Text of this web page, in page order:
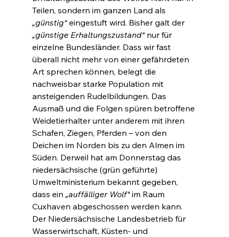
Teilen, sondern im ganzen Land als
„günstig“ eingestuft wird. Bisher galt der
„günstige Erhaltungszustand“ nur für
einzelne Bundesländer. Dass wir fast
überall nicht mehr von einer gefährdeten
Art sprechen können, belegt die
nachweisbar starke Population mit
ansteigenden Rudelbildungen. Das
Ausmaß und die Folgen spüren betroffene
Weidetierhalter unter anderem mit ihren
Schafen, Ziegen, Pferden – von den
Deichen im Norden bis zu den Almen im
Süden. Derweil hat am Donnerstag das
niedersächsische (grün geführte)
Umweltministerium bekannt gegeben,
dass ein „auffälliger Wolf“ im Raum
Cuxhaven abgeschossen werden kann.
Der Niedersächsische Landesbetrieb für
Wasserwirtschaft, Küsten- und